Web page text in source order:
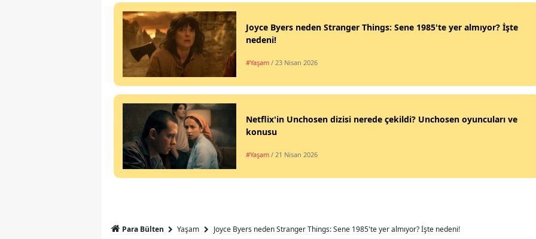
Joyce Byers neden Stranger Things: Sene 1985'te yer almıyor? İşte
nedeni!
#Yaşam / 23 Nisan 2026
Netflix'in Unchosen dizisi nerede çekildi? Unchosen oyuncuları ve
konusu
#Yaşam / 21 Nisan 2026
Para Bülten Yaşam Joyce Byers neden Stranger Things: Sene 1985'te yer almıyor? İşte nedeni!